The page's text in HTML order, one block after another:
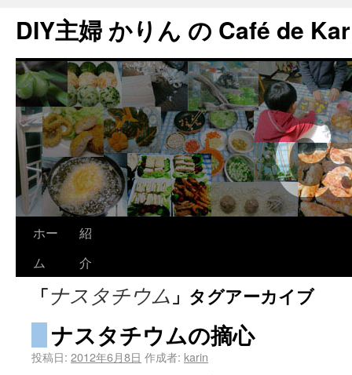
DIY主婦 かりん の Café de
ホー
ム
紹
介
「ナスタチウム 」タグアーカイブ
ナスタチウムの摘心
投稿日: 2012年6月8日 作成者: karin